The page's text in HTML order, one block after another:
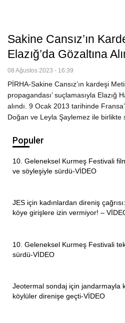
Sakine Cansız’ın
Elazığ’da Gözaltına
08 Ağustos 2023 - 16:39
PİRHA-Sakine Cansız’ın kardeşi
propagandası’ suçlamasıyla Elazığ
alındı. 9 Ocak 2013 tarihinde
Doğan ve Leyla Şaylemez ile birlikte
Populer
10. Geleneksel Kurmeş Festivali
ve söyleşiyle sürdü-VİDEO
JES için kadınlardan direniş
köye girişlere izin vermiyor! –
10. Geleneksel Kurmeş Festivali
sürdü-VİDEO
Jeotermal sondaj için jandarmayla
köylüler direnişe geçti-VİDEO